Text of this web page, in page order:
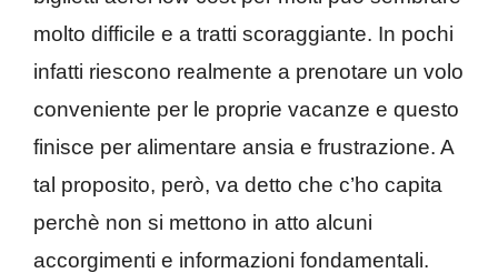
molto difficile e a tratti scoraggiante. In pochi
infatti riescono realmente a prenotare un volo
conveniente per le proprie vacanze e questo
finisce per alimentare ansia e frustrazione. A
tal proposito, però, va detto che c’ho capita
perchè non si mettono in atto alcuni
accorgimenti e informazioni fondamentali.